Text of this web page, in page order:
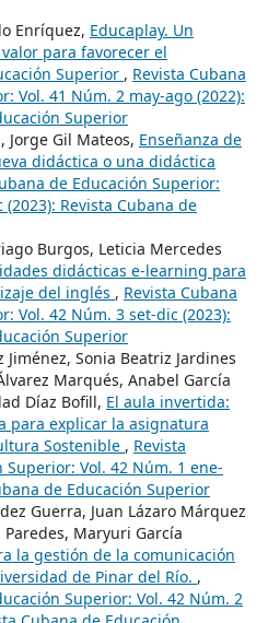
Enríquez, Educaplay. Un
para favorecer el
Superior , Revista Cubana
Vol. 41 Núm. 2 may-ago (2022):
Superior
Jorge Gil Mateos, Enseñanza de
didáctica o una didáctica
de Educación Superior:
Revista Cubana de
Burgos, Leticia Mercedes
didácticas e-learning para
del inglés , Revista Cubana
Vol. 42 Núm. 3 set-dic (2023):
Superior
Sonia Beatriz Jardines
Marqués, Anabel García
Díaz Bofill, El aula invertida:
para explicar la asignatura
Sostenible , Revista
Superior: Vol. 42 Núm. 1 ene-
de Educación Superior
Guerra, Juan Lázaro Márquez
Maryuri García
la gestión de la comunicación
de Pinar del Río. ,
Superior: Vol. 42 Núm. 2